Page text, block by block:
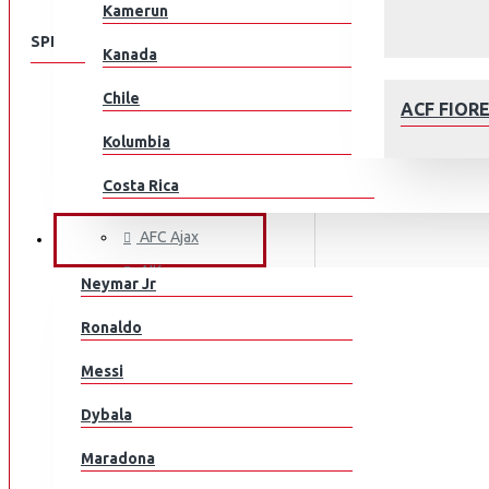
ACF
Kamerun
Kanada
Chile
Kolumbia
Costa Rica
Kroatia
Tšekki
Tanska
Egypti
EL Salvador
JALKAPALLOILIJAT
Neymar Jr
Ronaldo
Messi
Dybala
Maradona
SPEISEKARTE
KLUBEILLE
Aberdeen
ACF Fiorentina
AFC Ajax
AIK
AS Monaco
Athletic Bilbao